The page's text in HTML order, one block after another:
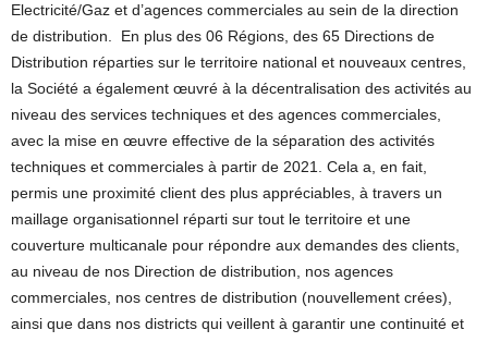
Electricité/Gaz et d’agences commerciales au sein de la direction
de distribution.
En plus des 06 Régions, des 65 Directions de
Distribution réparties sur le territoire national et nouveaux centres,
la Société a également œuvré à la décentralisation des activités au
niveau des services techniques et des agences commerciales,
avec la mise en œuvre effective de la séparation des activités
techniques et commerciales à partir de 2021. Cela a, en fait,
permis une proximité client des plus appréciables, à travers un
maillage organisationnel réparti sur tout le territoire et une
couverture multicanale pour répondre aux demandes des clients,
au niveau de nos Direction de distribution, nos agences
commerciales, nos centres de distribution (nouvellement crées),
ainsi que dans nos districts qui veillent à garantir une continuité et